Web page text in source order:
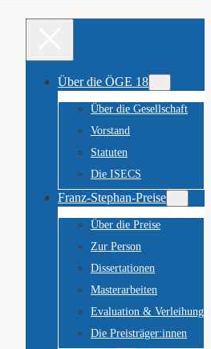
Über die ÖGE 18
Über die Gesellschaft
Vorstand
Statuten
Die ISECS
Franz-Stephan-Preise
Über die Preise
Zur Person
Dissertationen
Masterarbeiten
Evaluation & Verleihung
Die Preisträger:innen